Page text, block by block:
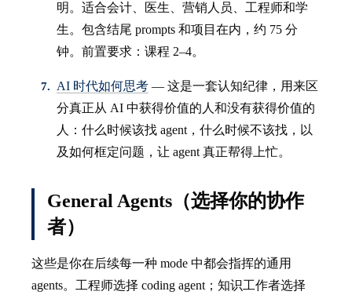
明。适合会计、医生、营销人员、工程师和学
生。包含结尾 prompts 和项目在内，约 75 分
钟。前置要求：课程 2–4。
AI 时代如何思考 — 这是一套认知纪律，用来区
分真正从 AI 中获得价值的人和没有获得价值的
人：什么时候该找 agent，什么时候不该找，以
及如何框定问题，让 agent 真正帮得上忙。
General Agents（选择你的协作
者）
这些是你在后续每一种 mode 中都会指挥的通用
agents。工程师选择 coding agent；知识工作者选择